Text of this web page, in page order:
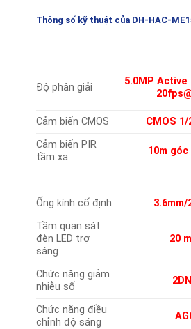
Thông số kỹ thuật của DH-HAC-
Độ phân giải
5.0MP
20
Cảm biến CMOS
CMOS
Cảm biến PIR
tầm xa
10m góc
Ống kính cố định
3.6mm/
Tầm quan sát
đèn LED trợ
sáng
20
Chức năng giảm
nhiễu số
Chức năng điều
chỉnh độ sáng